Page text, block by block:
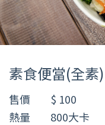
素食便當(全素)
售價
$ 100
熱量
800大卡